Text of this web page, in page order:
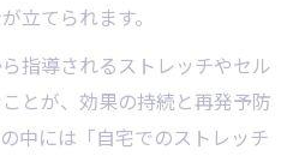
立てられます。
指導されるストレッチやセル
とが、効果の持続と再発予防
中には「自宅でのストレッチ